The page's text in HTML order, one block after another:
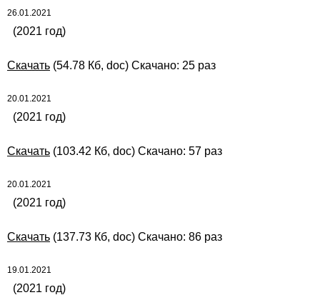
26.01.2021
(2021 год)
Скачать (54.78 Кб, doc) Скачано: 25 раз
20.01.2021
(2021 год)
Скачать (103.42 Кб, doc) Скачано: 57 раз
20.01.2021
(2021 год)
Скачать (137.73 Кб, doc) Скачано: 86 раз
19.01.2021
(2021 год)